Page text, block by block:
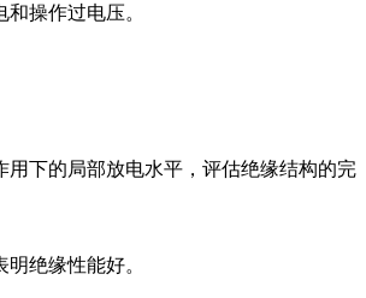
操作过电压。
用下的局部放电水平，评估绝缘结构的完
绝缘性能好。